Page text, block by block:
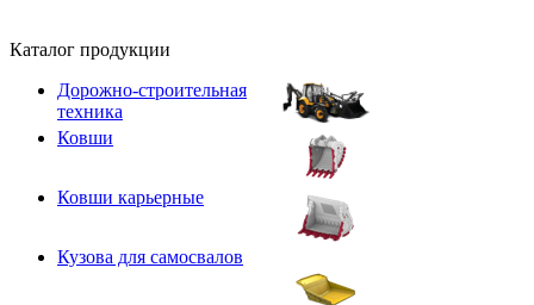
Каталог продукции
Дорожно-строительная
техника
Ковши
Ковши карьерные
Кузова для самосвалов